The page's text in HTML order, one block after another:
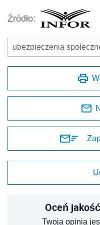
Źródło:
ubezpieczenia
Oceń
Twoja opinia